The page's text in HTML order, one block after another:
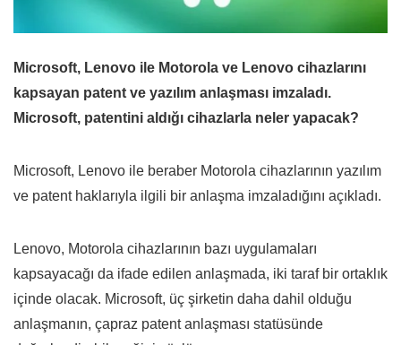
Microsoft, Lenovo ile Motorola ve Lenovo cihazlarını
kapsayan patent ve yazılım anlaşması imzaladı.
Microsoft, patentini aldığı cihazlarla neler yapacak?
Microsoft, Lenovo ile beraber Motorola cihazlarının yazılım
ve patent haklarıyla ilgili bir anlaşma imzaladığını açıkladı.
Lenovo, Motorola cihazlarının bazı uygulamaları
kapsayacağı da ifade edilen anlaşmada, iki taraf bir ortaklık
içinde olacak. Microsoft, üç şirketin daha dahil olduğu
anlaşmanın, çapraz patent anlaşması statüsünde